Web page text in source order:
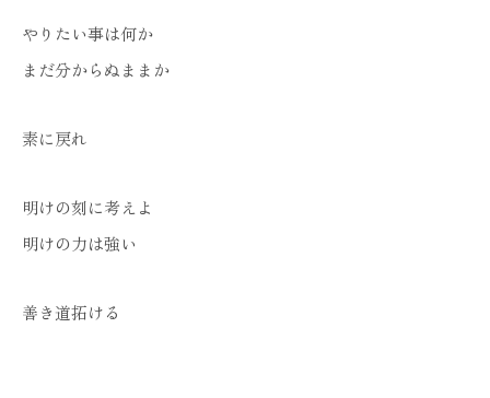
やりたい事は何か
まだ分からぬままか
素に戻れ
明けの刻に考えよ
明けの力は強い
善き道拓ける